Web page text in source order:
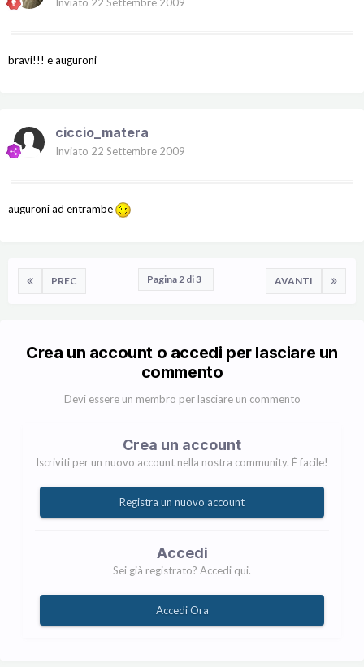
bravi!!! e auguroni
ciccio_matera
Inviato 22 Settembre 2009
auguroni ad entrambe
PREC AVANTI
Pagina 2 di 3
Crea un account o accedi per lasciare un
commento
Devi essere un membro per lasciare un commento
Crea un account
Iscriviti per un nuovo account nella nostra community. È facile!
Registra un nuovo account
Accedi
Sei già registrato? Accedi qui.
Accedi Ora